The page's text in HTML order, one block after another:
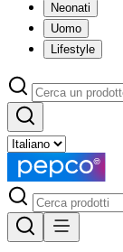
Neonati
Uomo
Lifestyle